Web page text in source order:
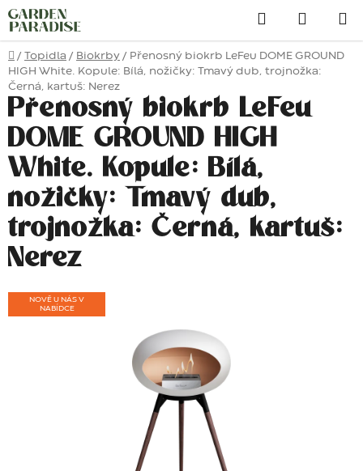
Přejít
na
obsah
Hledat
Domů
/ Topidla / Biokrby / Přenosný biokrb LeFeu DOME GROUND
HIGH White. Kopule: Bílá, nožičky: Tmavý dub, trojnožka:
Černá, kartuš: Nerez
Přenosný biokrb LeFeu
DOME GROUND HIGH
White. Kopule: Bílá,
nožičky: Tmavý dub,
trojnožka: Černá, kartuš:
Nerez
NOVĚ U NÁS V
NABÍDCE